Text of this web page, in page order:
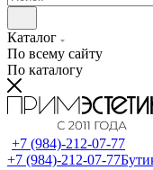
Каталог
По всему сайту
По каталогу
+7 (984)-212-07-77
+7 (984)-212-07-77